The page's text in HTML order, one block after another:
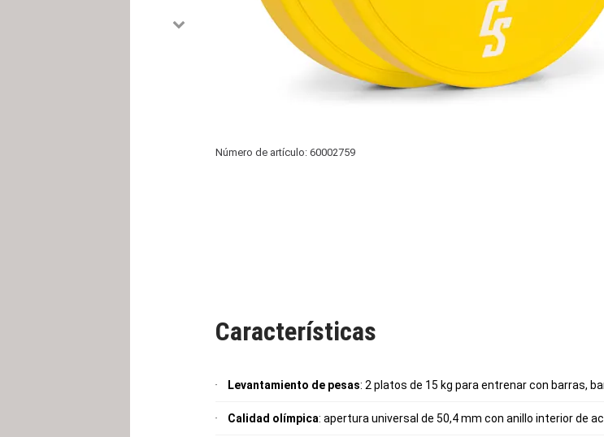
Número de artículo: 60002759
Características
Levantamiento de pesas: 2 platos de 15 kg para entrenar con barras,
Calidad olímpica: apertura universal de 50,4 mm con anillo interior de